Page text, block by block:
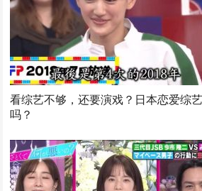
看综艺不够，还要演戏？日本恋爱综
吗？